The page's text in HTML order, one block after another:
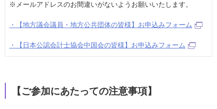
※メールアドレスのお間違いがないようお願いいたします。
・【地方議会議員・地方公共団体の皆様】お申込みフォーム
・【日本公認会計士協会中国会の皆様】お申込みフォーム
【ご参加にあたっての注意事項】